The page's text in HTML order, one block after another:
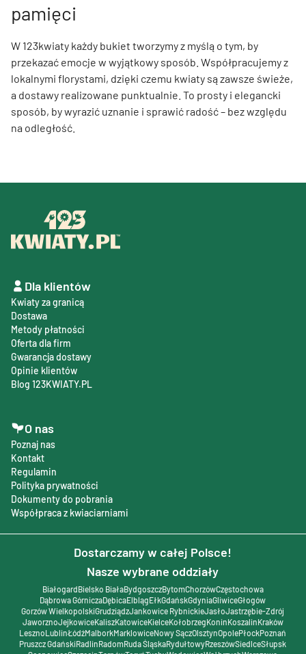
pamięci
W 123kwiaty każdy bukiet tworzymy z myślą o tym, by
przekazać emocje w wyjątkowy sposób. Współpracujemy z
lokalnymi florystami, dzięki czemu kwiaty są zawsze świeże,
a dostawy realizowane punktualnie. To prosty i elegancki
sposób, by wyrazić uznanie i sprawić radość – bez względu
na odległość.
Dla klientów
Kwiaty za granicą
Dostawa
Metody płatności
Oferta dla firm
Gwarancja dostawy
Opinie klientów
Blog 123KWIATY.PL
O nas
Poznaj nas
Kontakt
Regulamin
Polityka prywatności
Dokumenty do pobrania
Współpraca z kwiaciarniami
Dostarczamy w całej Polsce!
Nasze wybrane oddziały
BiałogardBielsko BiałaBydgoszczBytomChorzówCzęstochowa
Dąbrowa GórniczaDębicaElblągEłkGdańskGdyniaGliwiceGłogów
Gorzów WielkopolskiGrudziądzJankowice RybnickieJasłoJastrzębie-Zdrój
JaworznoJejkowiceKaliszKatowiceKielceKołobrzegKoninKoszalinKraków
LesznoLublinŁódźMalborkMarklowiceNowy SączOlsztynOpolePłockPoznań
Pruszcz GdańskiRadlinRadomRuda ŚląskaRydułtowyRzeszówSiedlceSłupsk